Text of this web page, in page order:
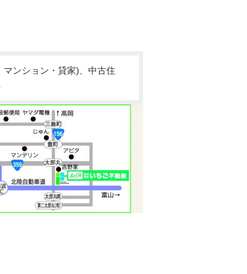
マンション・貸家)、中古住